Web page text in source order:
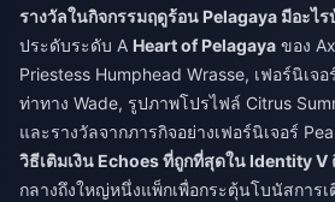
รางวัลในกิจกรรมฤดูร้อน Pelagaya มีอะไร
ประดับระดับ A Heart of Pelagaya ของ
Priestess Humphead Wrasse, เฟอร์นิเจ
ท่าทาง Wade, รูปภาพโปรไฟล์ Citrus
และรางวัลจากภารกิจอย่างเฟอร์นิเจอร์
วิธีเติมเงิน Echoes ที่ถูกที่สุดใน Identity V
กลางถึงใหญ่หนึ่งแพ็กเพื่อกระตุ้นโบนัสการเ